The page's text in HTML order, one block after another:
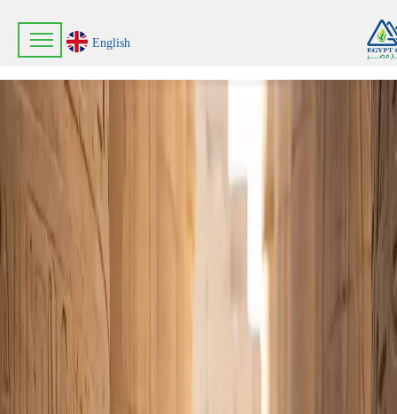
English